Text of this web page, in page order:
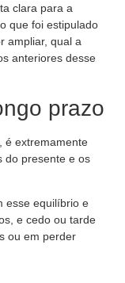
clara para a
que foi estipulado
ampliar, qual a
anteriores desse
prazo
é extremamente
do presente e os
esse equilíbrio e
e cedo ou tarde
ou em perder